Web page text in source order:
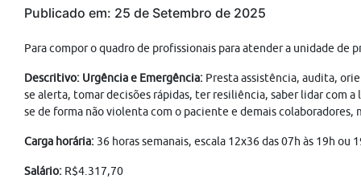
Publicado em: 25 de Setembro de 2025
Para compor o quadro de profissionais para atender a unidade
Descritivo: Urgência e Emergência: Presta assistência, audita,
se alerta, tomar decisões rápidas, ter resiliência, saber lidar com
se de forma não violenta com o paciente e demais
Carga horária: 36 horas semanais, escala 12x36 das 07h às 19h
Salário: R$4.317,70